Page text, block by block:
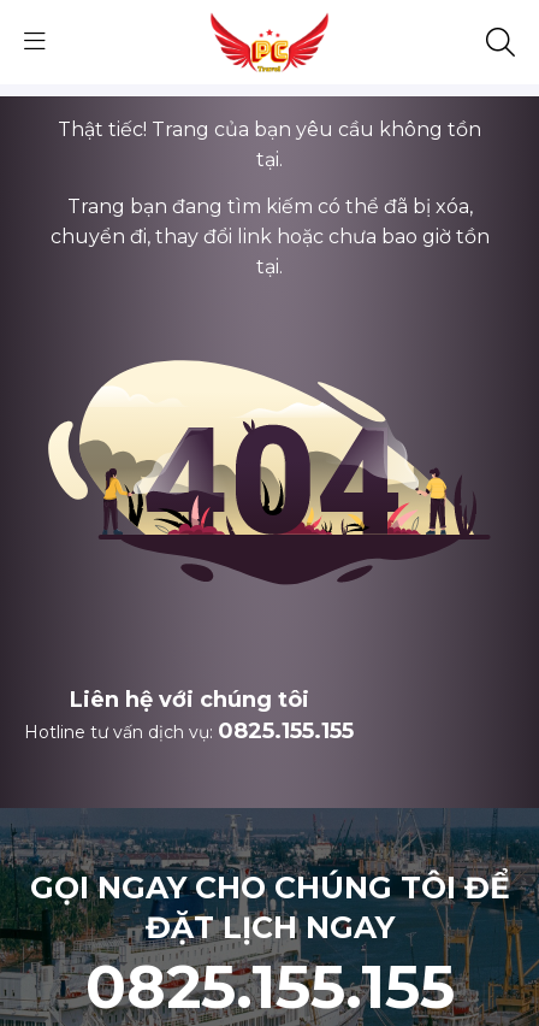
Thật tiếc! Trang của bạn yêu cầu không tồn
tại.
Trang bạn đang tìm kiếm có thể đã bị xóa,
chuyển đi, thay đổi link hoặc chưa bao giờ tồn
tại.
Liên hệ với chúng tôi
Hotline tư vấn dịch vụ: 0825.155.155
GỌI NGAY CHO CHÚNG TÔI ĐỂ
ĐẶT LỊCH NGAY
0825.155.155